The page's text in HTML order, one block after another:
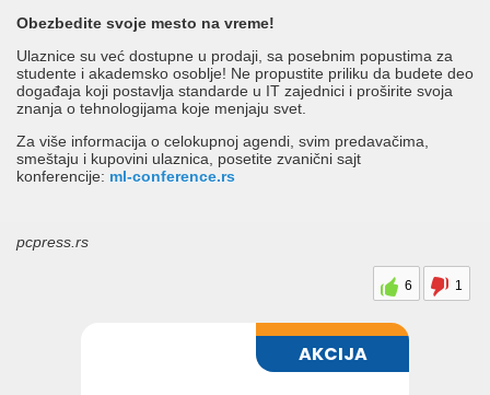
Obezbedite svoje mesto na vreme!
Ulaznice su već dostupne u prodaji, sa posebnim popustima za
studente i akademsko osoblje! Ne propustite priliku da budete deo
događaja koji postavlja standarde u IT zajednici i proširite svoja
znanja o tehnologijama koje menjaju svet.
Za više informacija o celokupnoj agendi, svim predavačima,
smeštaju i kupovini ulaznica, posetite zvanični sajt
konferencije: ml-conference.rs
pcpress.rs
6 1